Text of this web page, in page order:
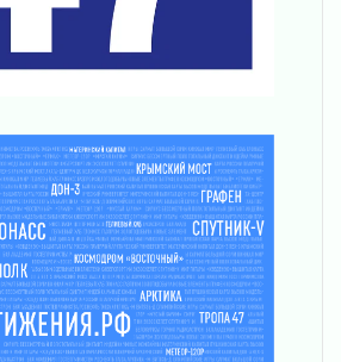
полностью закроют на два
2027
в Ленобласти сможет
доплату от региона
области
10 пожаров